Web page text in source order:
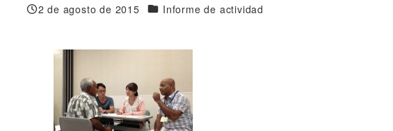
Publicado
2 de agosto de 2015 Categorías
Informe de actividad